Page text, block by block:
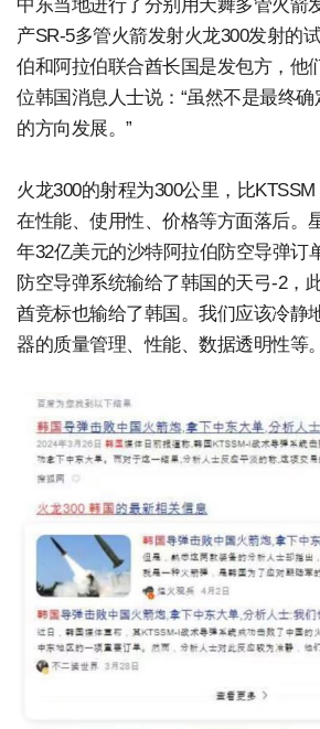
中东当地进行了分别用天舞多管火箭
产SR-5多管火箭发射火龙300发射的
伯和阿拉伯联合酋长国是发包方，他
位韩国消息人士说：“虽然不是最终
的方向发展。”
火龙300的射程为300公里，比
在性能、使用性、价格等方面落后。
年32亿美元的沙特阿拉伯防空导弹订
防空导弹系统输给了韩国的天弓-2，
酋竞标也输给了韩国。我们应该冷静
器的质量管理、性能、数据透明性等